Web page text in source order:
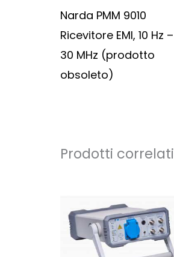
Narda PMM 9010
Ricevitore EMI, 10 Hz –
30 MHz (prodotto
obsoleto)
Prodotti correlati